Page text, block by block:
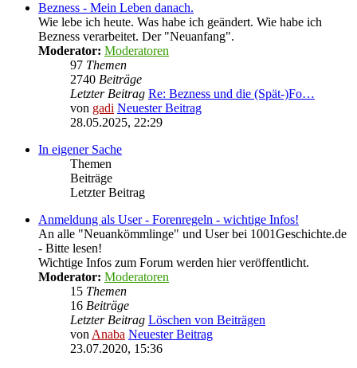
Bezness - Mein Leben danach.
Wie lebe ich heute. Was habe ich geändert. Wie habe ich
Bezness verarbeitet. Der "Neuanfang".
Moderator: Moderatoren
97 Themen
2740 Beiträge
Letzter Beitrag Re: Bezness und die (Spät-)Fo…
von gadi Neuester Beitrag
28.05.2025, 22:29
In eigener Sache
Themen
Beiträge
Letzter Beitrag
Anmeldung als User - Forenregeln - wichtige Infos!
An alle "Neuankömmlinge" und User bei 1001Geschichte.de
- Bitte lesen!
Wichtige Infos zum Forum werden hier veröffentlicht.
Moderator: Moderatoren
15 Themen
16 Beiträge
Letzter Beitrag Löschen von Beiträgen
von Anaba Neuester Beitrag
23.07.2020, 15:36